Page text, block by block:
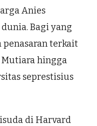
Anies
Bagi yang
penasaran terkait
hingga
seprestisius
di Harvard